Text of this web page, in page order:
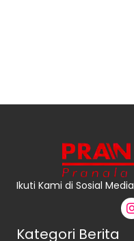
Ikuti Kami di Sosial Media
Kategori Berita